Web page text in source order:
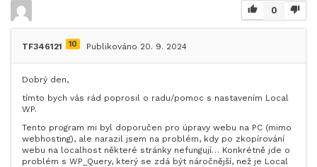
0
TF346121 10 Publikováno 20. 9. 2024
Dobrý den,
tímto bych vás rád poprosil o radu/pomoc s nastavením Local
WP.
Tento program mi byl doporučen pro úpravy webu na PC (mimo
webhosting), ale narazil jsem na problém, kdy po zkopírování
webu na localhost některé stránky nefungují… Konkrétně jde o
problém s WP_Query, který se zdá být náročnější, než je Local